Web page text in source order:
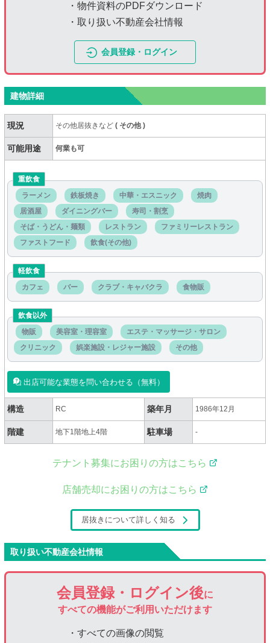
・物件資料のPDFダウンロード
・取り扱い不動産会社情報
会員登録・ログイン
建物詳細
現況 その他居抜きなど( その他)
可能用途 何業も可
重飲食
ラーメン
鉄板焼き 中華・エスニック
焼肉
居酒屋
ダイニングバー
寿司・割烹
そば・うどん・麺類
レストラン
ファミリーレストラン
ファストフード
飲食(その他)
軽飲食
カフェ
バー クラブ・キャバクラ 食物販
飲食以外
物販
美容室・理容室
エステ・マッサージ・サロン
クリニック
娯楽施設・レジャー施設 その他
出店可能な業態を問い合わせる（無料）
構造 RC 築年月 1986年12月
階建 地下1階地上4階 駐車場 -
テナント募集にお困りの方はこちら
店舗売却にお困りの方はこちら
居抜きについて詳しく知る
取り扱い不動産会社情報
会員登録・ログイン後に
すべての機能がご利用いただけます
・すべての画像の閲覧